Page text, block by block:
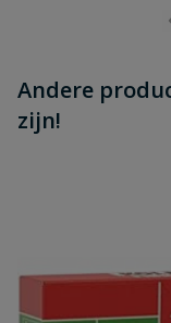
Andere
zijn!